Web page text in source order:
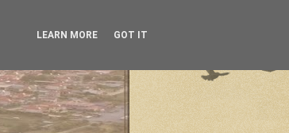
LEARN MORE GOT IT